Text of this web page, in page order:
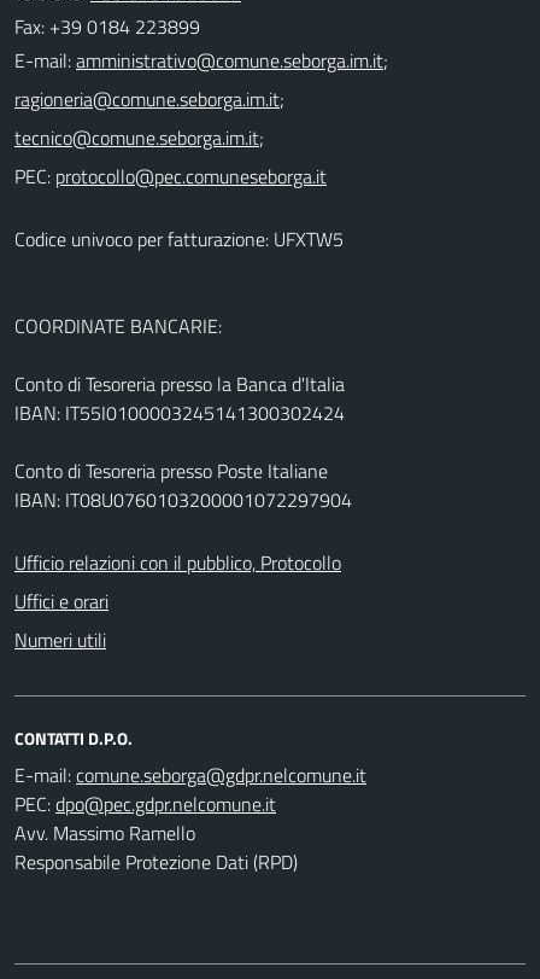
Fax: +39 0184 223899
E-mail:
;
;
;
PEC:
Codice univoco per fatturazione: UFXTW5
COORDINATE BANCARIE:
Conto di Tesoreria presso la Banca d'Italia
IBAN: IT55I0100003245141300302424
Conto di Tesoreria presso Poste Italiane
IBAN: IT08U0760103200001072297904
Ufficio relazioni con il pubblico, Protocollo
Uffici e orari
Numeri utili
CONTATTI D.P.O.
E-mail:
PEC:
Avv. Massimo Ramello
Responsabile Protezione Dati (RPD)